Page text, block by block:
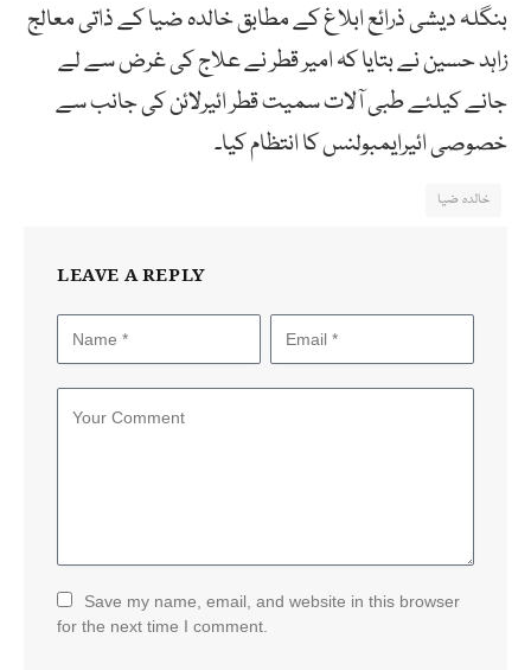
بنگلہ دیشی ذرائع ابلاغ کے مطابق خالدہ ضیا کے ذاتی معالج
زاہد حسین نے بتایا کہ امیر قطر نے علاج کی غرض سے لے
جانے کیلئے طبی آلات سمیت قطر ائیرلائن کی جانب سے
خصوصی ائیرایمبولنس کا انتظام کیا۔
خالدہ ضیا
LEAVE A REPLY
Save my name, email, and website in this browser
for the next time I comment.